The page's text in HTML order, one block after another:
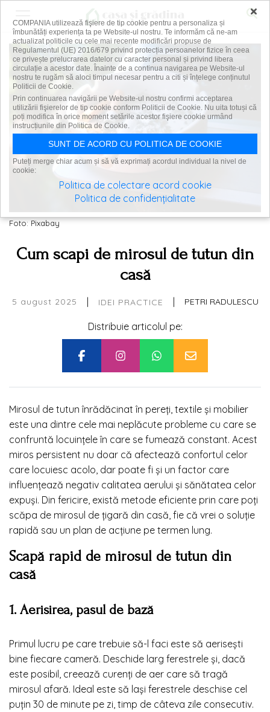
Foto: Pixabay
Cum scapi de mirosul de tutun din
casă
5 august 2025 | IDEI PRACTICE | PETRI RADULESCU
Distribuie articolul pe:
Mirosul de tutun înrădăcinat în pereți, textile și mobilier
este una dintre cele mai neplăcute probleme cu care se
confruntă locuințele în care se fumează constant. Acest
miros persistent nu doar că afectează confortul celor
care locuiesc acolo, dar poate fi și un factor care
influențează negativ calitatea aerului și sănătatea celor
expuși. Din fericire, există metode eficiente prin care poți
scăpa de mirosul de țigară din casă, fie că vrei o soluție
rapidă sau un plan de acțiune pe termen lung.
Scapă rapid de mirosul de tutun din
casă
1. Aerisirea, pasul de bază
Primul lucru pe care trebuie să-l faci este să aerisești
bine fiecare cameră. Deschide larg ferestrele și, dacă
este posibil, creează curenți de aer care să tragă
mirosul afară. Ideal este să lași ferestrele deschise cel
puțin 30 de minute pe zi, timp de câteva zile consecutiv.
×
COMPANIA utilizează fişiere de tip cookie pentru a personaliza și
îmbunătăți experiența ta pe Website-ul nostru. Te informăm că ne-am
actualizat politicile cu cele mai recente modificări propuse de
Regulamentul (UE) 2016/679 privind protecția persoanelor fizice în ceea
ce privește prelucrarea datelor cu caracter personal și privind libera
circulație a acestor date. Înainte de a continua navigarea pe Website-ul
nostru te rugăm să aloci timpul necesar pentru a citi și înțelege conținutul
Politicii de Cookie.
Prin continuarea navigării pe Website-ul nostru confirmi acceptarea
utilizării fişierelor de tip cookie conform Politicii de Cookie. Nu uita totuși că
poți modifica în orice moment setările acestor fişiere cookie urmând
instrucțiunile din Politica de Cookie.
SUNT DE ACORD CU POLITICA DE COOKIE
Puteți merge chiar acum și să vă exprimați acordul individual la nivel de
cookie:
Politica de colectare acord cookie
Politica de confidențialitate